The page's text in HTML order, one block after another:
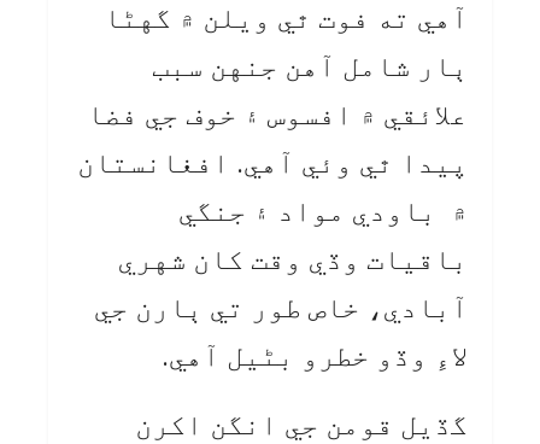
آهي ته فوت ٿي ويلن ۾ گهڻا
ٻار شامل آهن جنهن سبب
علائقي ۾ افسوس ۽ خوف جي فضا
پيدا ٿي وئي آهي. افغانستان
۾ باودي مواد ۽ جنگي
باقيات وڏي وقت کان شهري
آبادي، خاص طور تي ٻارن جي
لاءِ وڏو خطرو بڻيل آهي.
گڏيل قومن جي انگن اکرن